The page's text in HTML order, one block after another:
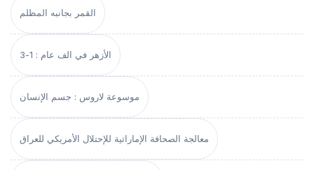
القمر بجانبه المظلم
الأزهر في الف عام : 1-3
موسوعة لاروس : جسم الإنسان
معالجة الصحافة الإماراتية للإحتلال الأمريكي للعراق